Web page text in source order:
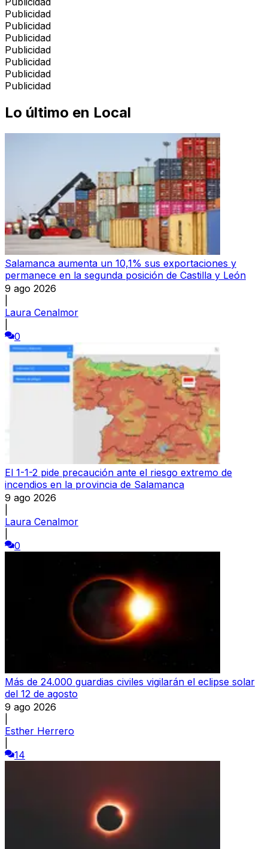
Publicidad
Publicidad
Publicidad
Publicidad
Publicidad
Publicidad
Publicidad
Lo último en Local
Salamanca aumenta un 10,1% sus exportaciones y
permanece en la segunda posición de Castilla y León
9 ago 2026
Laura Cenalmor
0
El 1-1-2 pide precaución ante el riesgo extremo de
incendios en la provincia de Salamanca
9 ago 2026
Laura Cenalmor
0
Más de 24.000 guardias civiles vigilarán el eclipse solar
del 12 de agosto
9 ago 2026
Esther Herrero
14